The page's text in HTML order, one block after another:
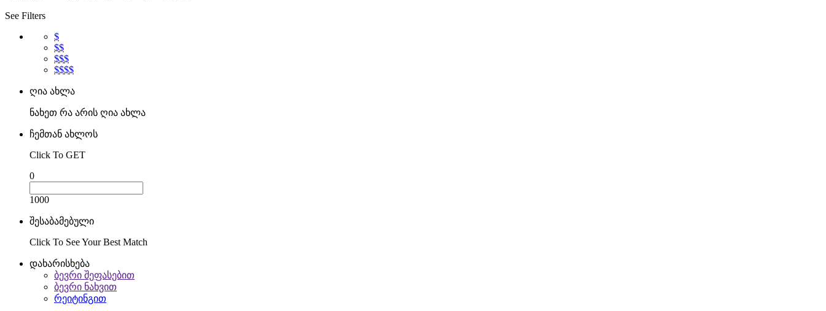
See Filters
$
$$
$$$
$$$$
ღია ახლა
ნახეთ რა არის ღია ახლა
ჩემთან ახლოს
Click To GET
0
1000
შესაბამებული
Click To See Your Best Match
დახარისხება
ბევრი შეფასებით
ბევრი ნახვით
რეიტინგით